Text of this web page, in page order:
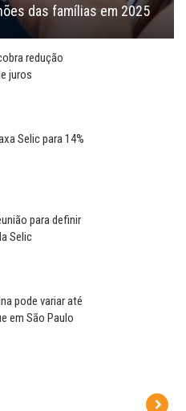
das famílias em 2025
redução
juros
Selic para 14%
para definir
Selic
pode variar até
em São Paulo